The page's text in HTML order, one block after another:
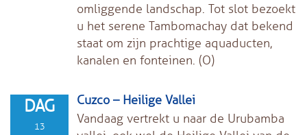
omliggende landschap. Tot slot bezoekt
u het serene Tambomachay dat bekend
staat om zijn prachtige aquaducten,
kanalen en fonteinen. (O)
DAG
13
Cuzco – Heilige Vallei
Vandaag vertrekt u naar de Urubamba